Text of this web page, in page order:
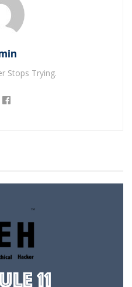
Stops Trying.